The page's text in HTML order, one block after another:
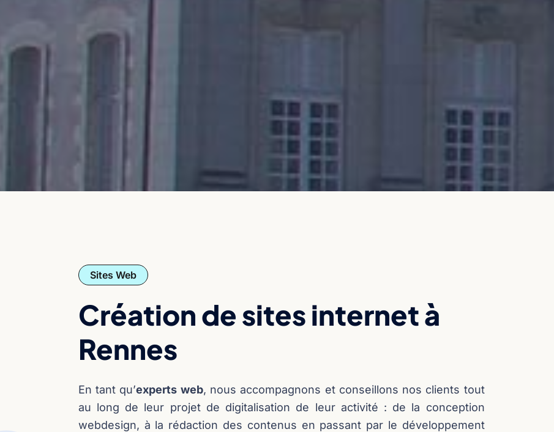
Sites Web
Création de sites internet à
Rennes
En tant qu’experts web, nous accompagnons et conseillons nos clients tout
au long de leur projet de digitalisation de leur activité : de la conception
webdesign, à la rédaction des contenus en passant par le développement